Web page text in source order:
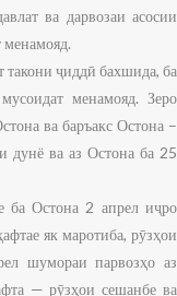
ва дарвозаи асосии
менамояд.
такони ҷиддӣ бахшида, ба
менамояд. Зеро
ва баръакс Остона –
дунё ва аз Остона ба 25
ба Остона 2 апрел иҷро
як маротиба, рӯзҳои
шумораи парвозҳо аз
— рӯзҳои сешанбе ва